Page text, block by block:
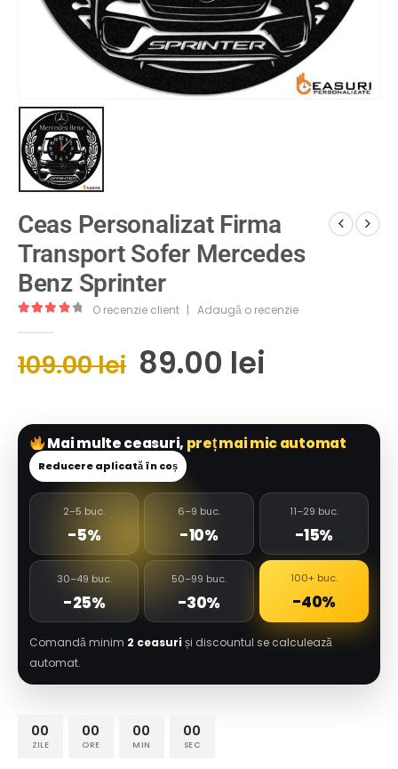
Ceas Personalizat Firma
Transport Sofer Mercedes
Benz Sprinter
O recenzie client | Adaugă o recenzie
109.00lei 89.00 lei
Mai multe ceasuri, preț mai mic automat
Reducere aplicată în coș
2–5 buc.
-5%
6–9 buc.
-10%
11–29 buc.
-15%
30–49 buc.
-25%
50–99 buc.
-30%
100+ buc.
-40%
Comandă minim 2 ceasuri și discountul se calculează
automat.
00
ZILE
00
ORE
00
MIN
00
SEC